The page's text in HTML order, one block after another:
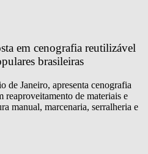
em cenografia reutilizável
brasileiras
de Janeiro, apresenta cenografia
reaproveitamento de materiais e
manual, marcenaria, serralheria e